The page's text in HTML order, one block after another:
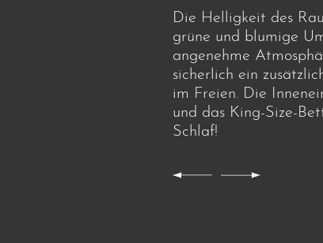
Die Helligkeit des
grüne und blumige
angenehme
sicherlich ein
im Freien. Die
und das King-Size-
Schlaf!